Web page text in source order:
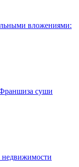
вложениями:
суши
недвижимости